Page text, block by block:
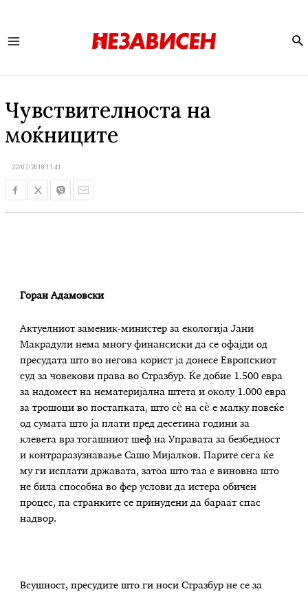
Чувствителноста на
моќниците
22/07/2018 11:41
Горан Адамовски
Актуелниот заменик-министер за екологија Јани
Макрадули нема многу финансиски да се офајди од
пресудата што во негова корист ја донесе Европскиот
суд за човекови права во Стразбур. Ќе добие 1.500 евра
за надомест на нематеријална штета и околу 1.000 евра
за трошоци во постапката, што сè на сè е малку повеќе
од сумата што ја плати пред десетина години за
клевета врз тогашниот шеф на Управата за безбедност
и контраразузнавање Сашо Мијалков. Парите сега ќе
му ги исплати државата, затоа што таа е виновна што
не била способна во фер услови да истера обичен
процес, па странките се принудени да бараат спас
надвор.
Всушност, пресудите што ги носи Стразбур не се за